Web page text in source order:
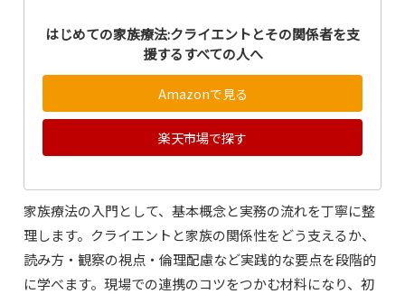
はじめての家族療法:クライエントとその関係者を支
援するすべての人へ
Amazonで見る
楽天市場で探す
家族療法の入門として、基本概念と実務の流れを丁寧に整
理します。クライエントと家族の関係性をどう支えるか、
読み方・観察の視点・倫理配慮など実践的な要点を段階的
に学べます。現場での連携のコツをつかむ材料になり、初